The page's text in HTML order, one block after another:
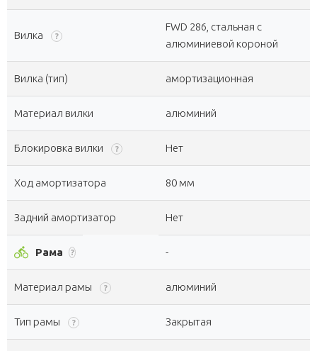
Вилка ?
FWD 286, стальная с
алюминиевой короной
Вилка (тип) амортизационная
Материал вилки алюминий
Блокировка вилки ? Нет
Ход амортизатора 80 мм
Задний амортизатор Нет
directions_bike Рама ? -
Материал рамы ? алюминий
Тип рамы ? Закрытая